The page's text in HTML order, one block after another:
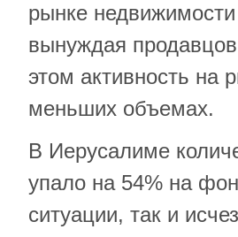
рынке
вынуждая
этом активность на
меньших объемах.
В Иерусалиме
упало на 54% на
ситуации, так и